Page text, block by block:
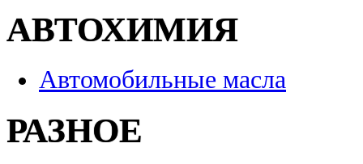
АВТОХИМИЯ
Автомобильные масла
РАЗНОЕ